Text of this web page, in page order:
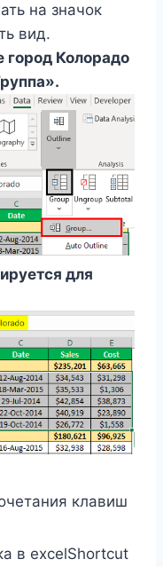
на значок
вид.
город Колорадо
для
клавиш
в excelShortcut